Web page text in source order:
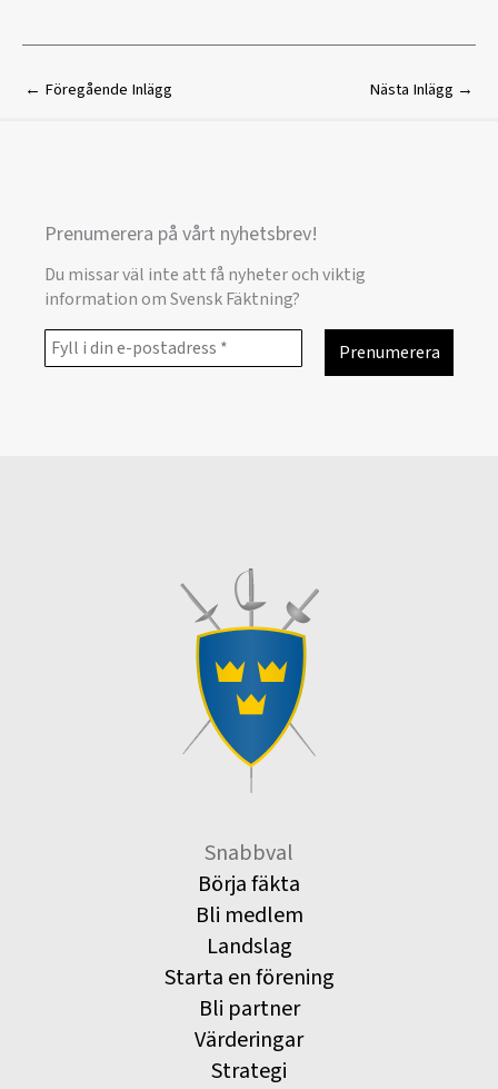
← Föregående Inlägg Nästa Inlägg →
Prenumerera på vårt nyhetsbrev!
Du missar väl inte att få nyheter och viktig
information om Svensk Fäktning?
Snabbval
Börja fäkta
Bli medlem
Landslag
Starta en förening
Bli partner
Värderingar
Strategi